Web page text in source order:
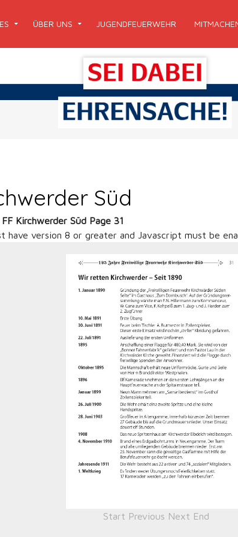
ÜBER UNS JUGENDFEUERWEHR
Süd
FF Kirchwerder Süd Page 31
version 8 or greater and Javascript must be
Start Previous Next End